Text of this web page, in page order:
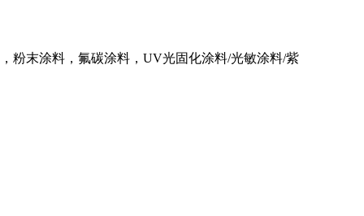
粉末涂料，氟碳涂料，UV光固化涂料/光敏涂料/紫